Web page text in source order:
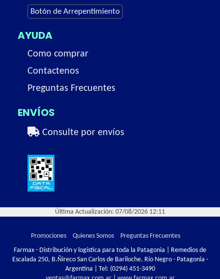
Botón de Arrepentimiento
AYUDA
Como comprar
Contactenos
Preguntas Frecuentes
ENVÍOS
Consulte por envíos
Última Actualización: 07/08/2026 12:11
Promociones Quienes Somos
Preguntas Frecuentes
Farmax - Distribución y logística para toda la Patagonia | Remedios de
Escalada 250, B.Ñireco San Carlos de Bariloche, Río Negro - Patagonia -
Argentina | Tel: (0294) 451-3490